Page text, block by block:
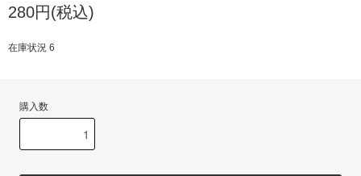
280円(税込)
在庫状況 6
購入数